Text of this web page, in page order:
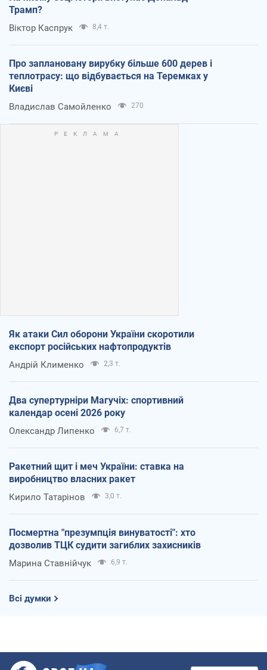
Трамп?
Віктор Каспрук 8,4 т.
Про заплановану вирубку більше 600 дерев і
теплотрасу: що відбувається на Теремках у
Києві
Владислав Самойленко 270
Як атаки Сил оборони України скоротили
експорт російських нафтопродуктів
Андрій Клименко 2,3 т.
Два супертурніри Магучіх: спортивний
календар осені 2026 року
Олександр Липенко 6,7 т.
Ракетний щит і меч України: ставка на
виробництво власних ракет
Кирило Татарінов 3,0 т.
Посмертна "презумпція винуватості": хто
дозволив ТЦК судити загиблих захисників
Марина Ставнійчук 6,9 т.
Всі думки